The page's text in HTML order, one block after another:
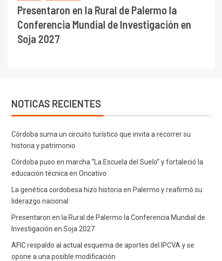
Presentaron en la Rural de Palermo la
Conferencia Mundial de Investigación en
Soja 2027
NOTICAS RECIENTES
Córdoba suma un circuito turístico que invita a recorrer su
historia y patrimonio
Córdoba puso en marcha “La Escuela del Suelo” y fortaleció la
educación técnica en Oncativo
La genética cordobesa hizo historia en Palermo y reafirmó su
liderazgo nacional
Presentaron en la Rural de Palermo la Conferencia Mundial de
Investigación en Soja 2027
AFIC respaldo al actual esquema de aportes del IPCVA y se
opone a una posible modificación